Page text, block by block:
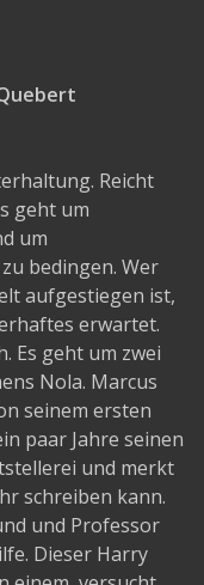
Reicht
geht um
um
bedingen. Wer
aufgestiegen ist,
erwartet.
Es geht um zwei
Nola. Marcus
seinem ersten
paar Jahre seinen
und merkt
schreiben kann.
und Professor
Dieser Harry